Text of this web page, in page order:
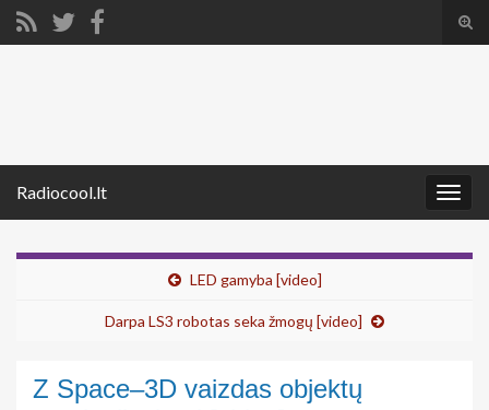
Radiocool.lt
LED gamyba [video]
Darpa LS3 robotas seka žmogų [video]
Z Space–3D vaizdas objektų